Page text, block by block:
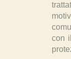
con